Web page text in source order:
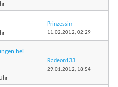
Prinzessin
11.02.2012, 02:29
bei
Radeon133
29.01.2012, 18:54